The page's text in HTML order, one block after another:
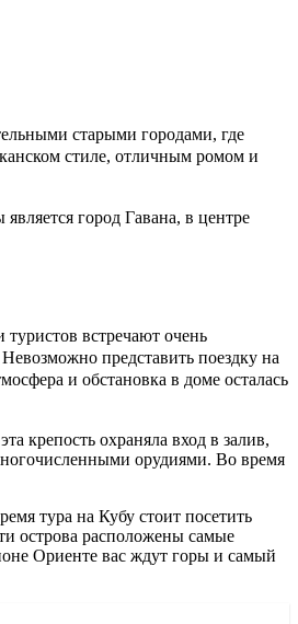
старыми городами, где
стиле, отличным ромом и
город Гавана, в центре
встречают очень
представить поездку на
и обстановка в доме осталась
крепость охраняла вход в залив,
орудиями. Во время
тура на Кубу стоит посетить
острова расположены самые
Ориенте вас ждут горы и самый